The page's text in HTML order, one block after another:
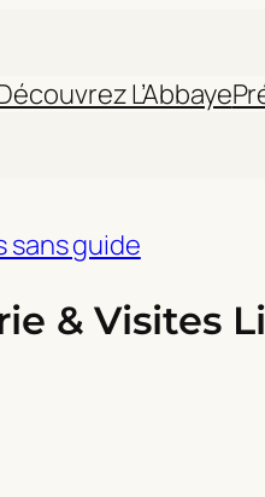
L’Abbaye
sans guide
& Visites